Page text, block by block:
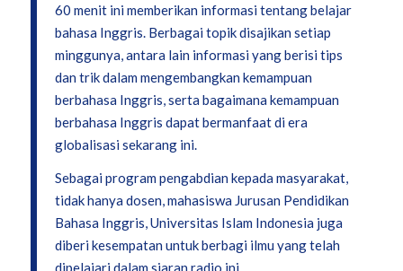
60 menit ini memberikan informasi tentang belajar
bahasa Inggris. Berbagai topik disajikan setiap
minggunya, antara lain informasi yang berisi tips
dan trik dalam mengembangkan kemampuan
berbahasa Inggris, serta bagaimana kemampuan
berbahasa Inggris dapat bermanfaat di era
globalisasi sekarang ini.
Sebagai program pengabdian kepada masyarakat,
tidak hanya dosen, mahasiswa Jurusan Pendidikan
Bahasa Inggris, Universitas Islam Indonesia juga
diberi kesempatan untuk berbagi ilmu yang telah